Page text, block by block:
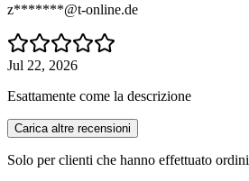
z*******@t-online.de
Jul 22, 2026
Esattamente come la descrizione
Carica altre recensioni
Solo per clienti che hanno effettuato ordini